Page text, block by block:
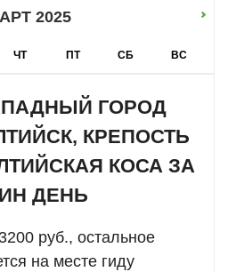
башни, старинные
и развития главной
рассказ о ключевых морских
2025
ЧТ ПТ СБ ВС
ГОРОД
КРЕПОСТЬ
КОСА ЗА
ДЕНЬ
руб., остальное
на месте гиду